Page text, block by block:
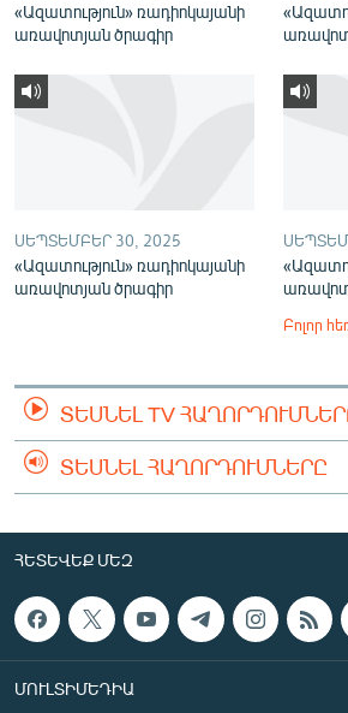
«Ազատություն» ռադիոկայանի
առավոտյան ծրագիր
ՍԵՊՏԵՄԲԵՐ 30, 2025
«Ազատություն» ռադիոկայանի
առավոտյան ծրագիր
Բոլոր
ՏԵՍՆԵԼ TV
ՏԵՍՆԵԼ ՀԱՂՈՐԴՈՒՄՆԵՐԸ
ՀԵՏԵՎԵՔ ՄԵԶ
ՄՈՒԼՏԻՄԵԴԻԱ